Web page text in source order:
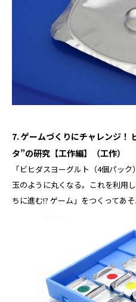
7. ゲームづくりにチャレンジ！
タ”の研究【工作編】（工作）
「ビヒダスヨーグルト（4個パッ
玉のように丸くなる。これを利用
ちに進む!? ゲーム」をつくってあそ